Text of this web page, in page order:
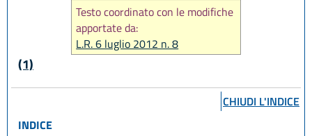
Testo coordinato con le modifiche
apportate da:
L.R. 6 luglio 2012 n. 8
(1)
CHIUDI L'INDICE
INDICE